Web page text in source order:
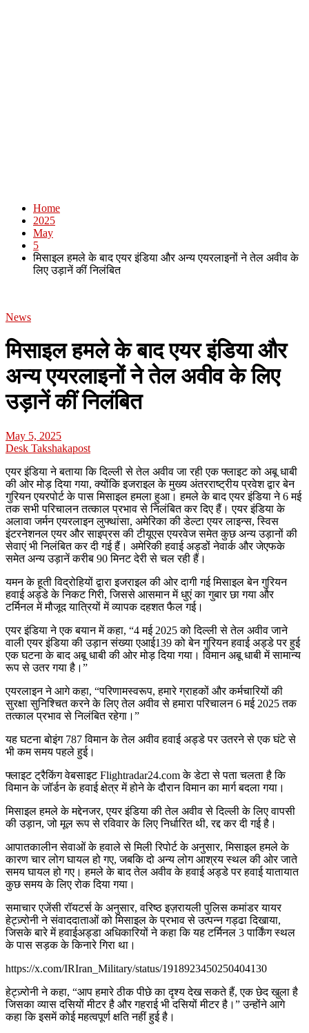
Home
2025
May
5
मिसाइल हमले के बाद एयर इंडिया और अन्य एयरलाइनों ने तेल अवीव के
लिए उड़ानें कीं निलंबित
News
मिसाइल हमले के बाद एयर इंडिया और
अन्य एयरलाइनों ने तेल अवीव के लिए
उड़ानें कीं निलंबित
May 5, 2025
Desk Takshakapost
एयर इंडिया ने बताया कि दिल्ली से तेल अवीव जा रही एक फ्लाइट को अबू धाबी
की ओर मोड़ दिया गया, क्योंकि इजराइल के मुख्य अंतरराष्ट्रीय प्रवेश द्वार बेन
गुरियन एयरपोर्ट के पास मिसाइल हमला हुआ। हमले के बाद एयर इंडिया ने 6 मई
तक सभी परिचालन तत्काल प्रभाव से निलंबित कर दिए हैं। एयर इंडिया के
अलावा जर्मन एयरलाइन लुफ्थांसा, अमेरिका की डेल्टा एयर लाइन्स, स्विस
इंटरनेशनल एयर और साइप्रस की टीयूएस एयरवेज समेत कुछ अन्य उड़ानों की
सेवाएं भी निलंबित कर दी गई हैं। अमेरिकी हवाई अड्डों नेवार्क और जेएफके
समेत अन्य उड़ानें करीब 90 मिनट देरी से चल रही हैं।
यमन के हूती विद्रोहियों द्वारा इजराइल की ओर दागी गई मिसाइल बेन गुरियन
हवाई अड्डे के निकट गिरी, जिससे आसमान में धुएं का गुबार छा गया और
टर्मिनल में मौजूद यात्रियों में व्यापक दहशत फैल गई।
एयर इंडिया ने एक बयान में कहा, “4 मई 2025 को दिल्ली से तेल अवीव जाने
वाली एयर इंडिया की उड़ान संख्या एआई139 को बेन गुरियन हवाई अड्डे पर हुई
एक घटना के बाद अबू धाबी की ओर मोड़ दिया गया। विमान अबू धाबी में सामान्य
रूप से उतर गया है।”
एयरलाइन ने आगे कहा, “परिणामस्वरूप, हमारे ग्राहकों और कर्मचारियों की
सुरक्षा सुनिश्चित करने के लिए तेल अवीव से हमारा परिचालन 6 मई 2025 तक
तत्काल प्रभाव से निलंबित रहेगा।”
यह घटना बोइंग 787 विमान के तेल अवीव हवाई अड्डे पर उतरने से एक घंटे से
भी कम समय पहले हुई।
फ्लाइट ट्रैकिंग वेबसाइट Flightradar24.com के डेटा से पता चलता है कि
विमान के जॉर्डन के हवाई क्षेत्र में होने के दौरान विमान का मार्ग बदला गया।
मिसाइल हमले के मद्देनजर, एयर इंडिया की तेल अवीव से दिल्ली के लिए वापसी
की उड़ान, जो मूल रूप से रविवार के लिए निर्धारित थी, रद्द कर दी गई है।
आपातकालीन सेवाओं के हवाले से मिली रिपोर्ट के अनुसार, मिसाइल हमले के
कारण चार लोग घायल हो गए, जबकि दो अन्य लोग आश्रय स्थल की ओर जाते
समय घायल हो गए। हमले के बाद तेल अवीव के हवाई अड्डे पर हवाई यातायात
कुछ समय के लिए रोक दिया गया।
समाचार एजेंसी रॉयटर्स के अनुसार, वरिष्ठ इज़रायली पुलिस कमांडर यायर
हेट्ज़्रोनी ने संवाददाताओं को मिसाइल के प्रभाव से उत्पन्न गड्ढा दिखाया,
जिसके बारे में हवाईअड्डा अधिकारियों ने कहा कि यह टर्मिनल 3 पार्किंग स्थल
के पास सड़क के किनारे गिरा था।
https://x.com/IRIran_Military/status/1918923450250404130
हेट्ज़्रोनी ने कहा, “आप हमारे ठीक पीछे का दृश्य देख सकते हैं, एक छेद खुला है
जिसका व्यास दसियों मीटर है और गहराई भी दसियों मीटर है।” उन्होंने आगे
कहा कि इसमें कोई महत्वपूर्ण क्षति नहीं हुई है।